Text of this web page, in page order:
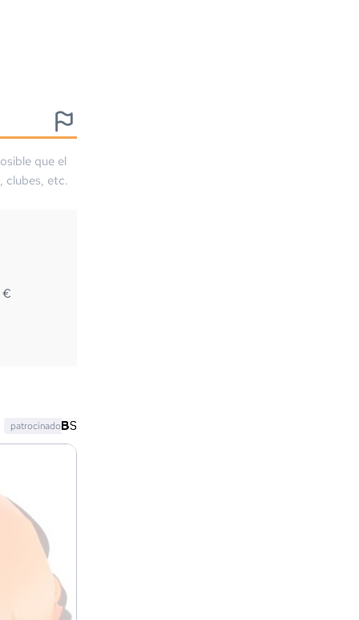
que el
clubes, etc.
€
patrocinado